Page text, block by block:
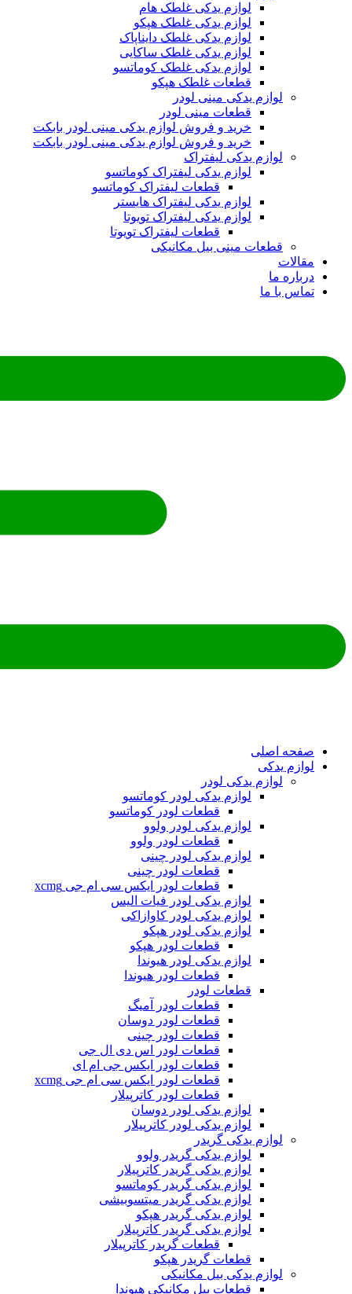
لوازم یدکی غلطک هام
لوازم یدکی غلطک هپکو
لوازم یدکی غلطک دایناپاک
لوازم یدکی غلطک ساکایی
لوازم یدکی غلطک کوماتسو
قطعات غلطک هپکو
لوازم یدکی مینی لودر
قطعات مینی لودر
خرید و فروش لوازم یدکی مینی لودر بابکت
خرید و فروش لوازم یدکی مینی لودر بابکت
لوازم یدکی لیفتراک
لوازم یدکی لیفتراک کوماتسو
قطعات لیفتراک کوماتسو
لوازم یدکی لیفتراک هایستر
لوازم یدکی لیفتراک تویوتا
قطعات لیفتراک تویوتا
قطعات مینی بیل مکانیکی
ما
با ما
اصلی
یدکی
لوازم یدکی لودر
لوازم یدکی لودر کوماتسو
قطعات لودر کوماتسو
لوازم یدکی لودر ولوو
قطعات لودر ولوو
لوازم یدکی لودر چینی
قطعات لودر چینی
قطعات لودر ایکس سی ام جی xcmg
لوازم یدکی لودر فیات الیس
لوازم یدکی لودر کاوازاکی
لوازم یدکی لودر هپکو
قطعات لودر هپکو
لوازم یدکی لودر هیوندا
قطعات لودر هیوندا
قطعات لودر
قطعات لودر آمیگ
قطعات لودر دوسان
قطعات لودر چینی
قطعات لودر اس دی ال جی
قطعات لودر ایکس جی ام ای
قطعات لودر ایکس سی ام جی xcmg
قطعات لودر کاترپیلار
لوازم یدکی لودر دوسان
لوازم یدکی لودر کاترپیلار
لوازم یدکی گریدر
لوازم یدکی گریدر ولوو
لوازم یدکی گریدر کاترپیلار
لوازم یدکی گریدر کوماتسو
لوازم یدکی گریدر میتسوبیشی
لوازم یدکی گریدر هپکو
لوازم یدکی گریدر کاترپیلار
قطعات گریدر کاترپیلار
قطعات گریدر هپکو
لوازم یدکی بیل مکانیکی
قطعات بیل مکانیکی هیوندا